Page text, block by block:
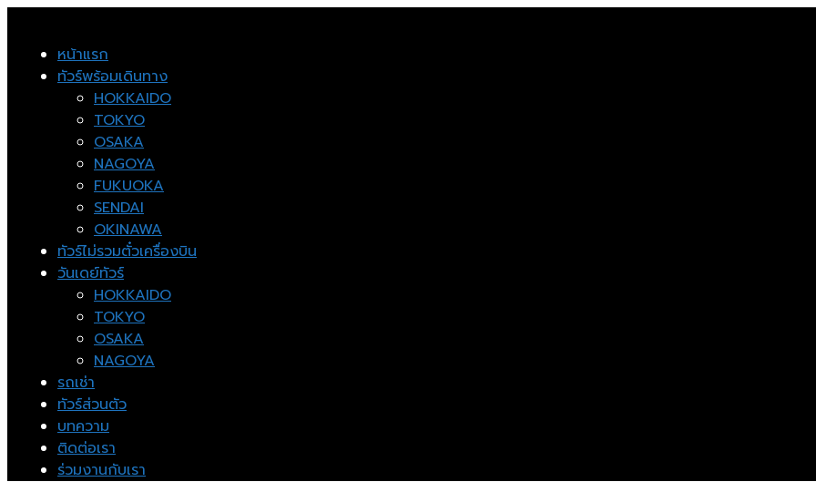
หน้าแรก
ทัวร์พร้อมเดินทาง
HOKKAIDO
TOKYO
OSAKA
NAGOYA
FUKUOKA
SENDAI
OKINAWA
ทัวร์ไม่รวมตั๋วเครื่องบิน
วันเดย์ทัวร์
HOKKAIDO
TOKYO
OSAKA
NAGOYA
รถเช่า
ทัวร์ส่วนตัว
บทความ
ติดต่อเรา
ร่วมงานกับเรา